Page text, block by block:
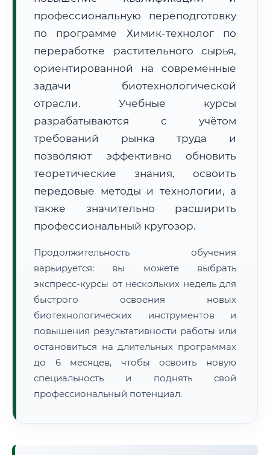
Расчет логистики оригиналов:
• Экспресс-доставка СДЭК / Почтой:4–6 рабочих дней
📜 Документы и аккредитация
🔍Нажмите на документ для увеличения и просмотра
профессиональную переподготовку
по программе Химик-технолог по
переработке растительного сырья,
ориентированной на современные
задачи биотехнологической
отрасли. Учебные курсы
разрабатываются с учётом
требований рынка труда и
позволяют эффективно обновить
теоретические знания, освоить
передовые методы и технологии, а
также значительно расширить
профессиональный кругозор.
Продолжительность обучения
варьируется: вы можете выбрать
экспресс-курсы от нескольких недель для
быстрого освоения новых
биотехнологических инструментов и
повышения результативности работы или
остановиться на длительных программах
до 6 месяцев, чтобы освоить новую
специальность и поднять свой
профессиональный потенциал.